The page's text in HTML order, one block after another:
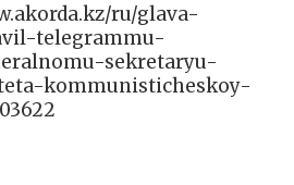
ru/glava-
telegrammu-
sekretaryu-
kommunisticheskoy-